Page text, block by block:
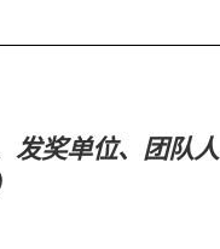
发奖单位、团队人